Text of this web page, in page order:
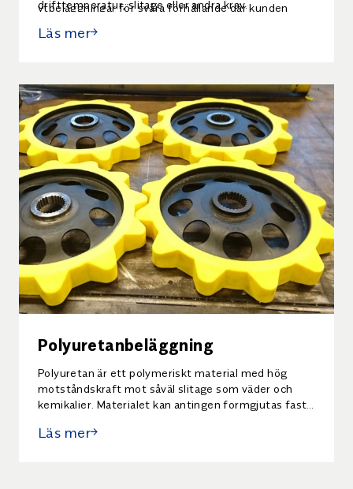
ytbeläggningar för svåra förhållande där kunden
driftsäkerhet.
drifttemperatur, slitage eller andra krav.
Läs mer
Polyuretanbeläggning
Polyuretan är ett polymeriskt material med hög
motståndskraft mot såväl slitage som väder och
kemikalier. Materialet kan antingen formgjutas fast
utskurna mönster på samma sätt som vanlig
Läs mer